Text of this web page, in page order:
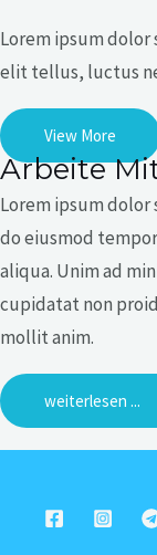
Lorem ipsum
elit tellus, luctus
View More
Arbeite
Lorem ipsum
do eiusmod
aliqua. Unim ad
cupidatat non
mollit anim.
weiterlesen ...